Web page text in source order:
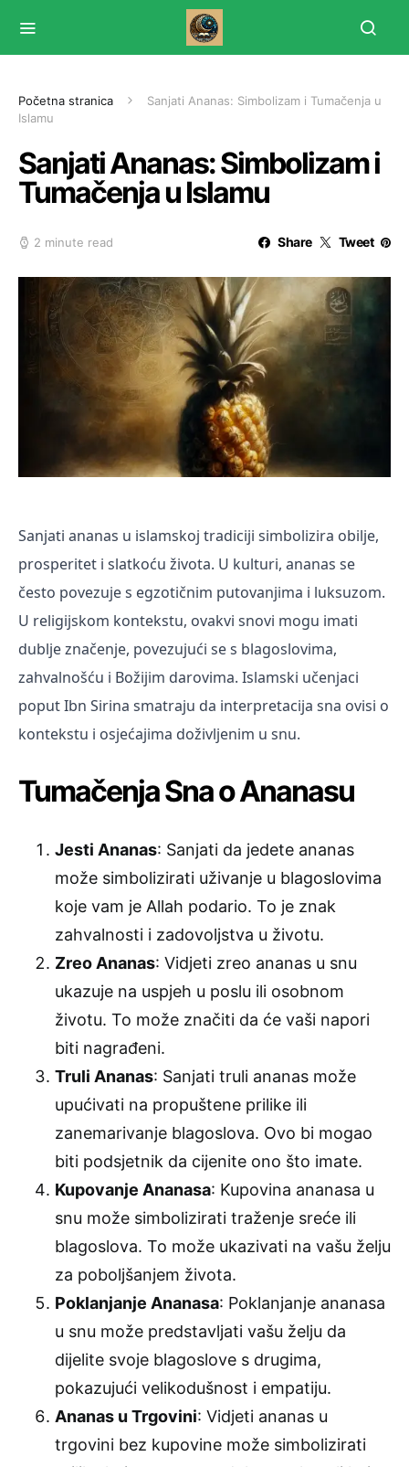
Početna stranica
Sanjati Ananas: Simbolizam i Tumačenja u
Islamu
Sanjati Ananas: Simbolizam i
Tumačenja u Islamu
2 minute read Share Tweet
Sanjati ananas u islamskoj tradiciji simbolizira obilje,
prosperitet i slatkoću života. U kulturi, ananas se
često povezuje s egzotičnim putovanjima i luksuzom.
U religijskom kontekstu, ovakvi snovi mogu imati
dublje značenje, povezujući se s blagoslovima,
zahvalnošću i Božijim darovima. Islamski učenjaci
poput Ibn Sirina smatraju da interpretacija sna ovisi o
kontekstu i osjećajima doživljenim u snu.
Tumačenja Sna o Ananasu
Jesti Ananas: Sanjati da jedete ananas
može simbolizirati uživanje u blagoslovima
koje vam je Allah podario. To je znak
zahvalnosti i zadovoljstva u životu.
Zreo Ananas: Vidjeti zreo ananas u snu
ukazuje na uspjeh u poslu ili osobnom
životu. To može značiti da će vaši napori
biti nagrađeni.
Truli Ananas: Sanjati truli ananas može
upućivati na propuštene prilike ili
zanemarivanje blagoslova. Ovo bi mogao
biti podsjetnik da cijenite ono što imate.
Kupovanje Ananasa: Kupovina ananasa u
snu može simbolizirati traženje sreće ili
blagoslova. To može ukazivati na vašu želju
za poboljšanjem života.
Poklanjanje Ananasa: Poklanjanje ananasa
u snu može predstavljati vašu želju da
dijelite svoje blagoslove s drugima,
pokazujući velikodušnost i empatiju.
Ananas u Trgovini: Vidjeti ananas u
trgovini bez kupovine može simbolizirati